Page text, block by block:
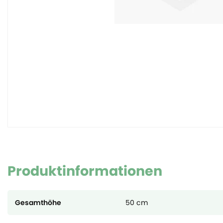
Produktinformationen
Gesamthöhe 50 cm